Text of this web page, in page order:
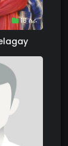
18 ስራ